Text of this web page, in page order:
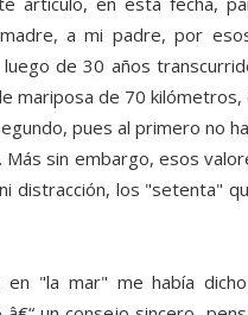
a mi padre, por
de 30 años
mariposa de 70 kilómetros,
pues al primero no
sin embargo, esos
distracción, los "setenta"
"la mar" me había